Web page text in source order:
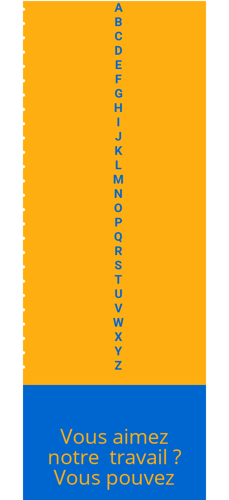
A
B
C
D
E
F
G
H
I
J
K
L
M
N
O
P
Q
R
S
T
U
V
W
X
Y
Z
Vous aimez
notre travail ?
Vous pouvez